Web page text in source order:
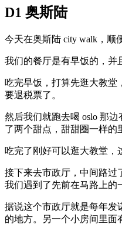
D1 奥斯陆
今天在奥斯陆 city walk，顺
我们的餐厅是有早饭的，并
吃完早饭，打算先逛大教堂
要退税票了。
然后我们就跑去喝 oslo 那
了两个甜点，甜甜圈一样的
吃完了刚好可以逛大教堂，
接下来去市政厅，中间路过
我们遇到了先前在马路上的
据说这个市政厅就是每年发
的地方。另一个小房间里面